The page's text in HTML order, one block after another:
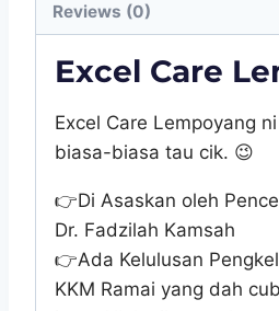
Reviews (0)
Excel Care
Excel Care Lempoyang
biasa-biasa tau cik. 😉
👉Di Asaskan oleh
Dr. Fadzilah Kamsah
👉Ada Kelulusan
KKM Ramai yang dah